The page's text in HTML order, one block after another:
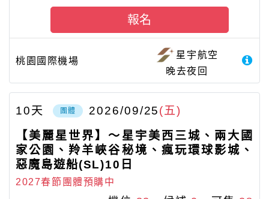
桃園國際機場
星宇航空
晚去夜回
報名
團體 2026/09/25(五)
10天
【美麗星世界】～星宇美西三城、兩大國
家公園、羚羊峽谷秘境、瘋玩環球影城、
惡魔島遊船(SL)10日
2027春節團體預購中